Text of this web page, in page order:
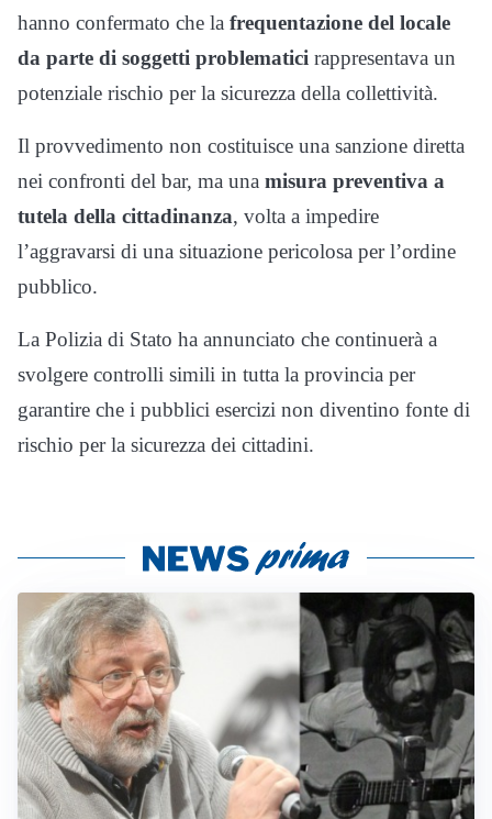
hanno confermato che la frequentazione del locale
da parte di soggetti problematici rappresentava un
potenziale rischio per la sicurezza della collettività.
Il provvedimento non costituisce una sanzione diretta
nei confronti del bar, ma una misura preventiva a
tutela della cittadinanza, volta a impedire
l’aggravarsi di una situazione pericolosa per l’ordine
pubblico.
La Polizia di Stato ha annunciato che continuerà a
svolgere controlli simili in tutta la provincia per
garantire che i pubblici esercizi non diventino fonte di
rischio per la sicurezza dei cittadini.